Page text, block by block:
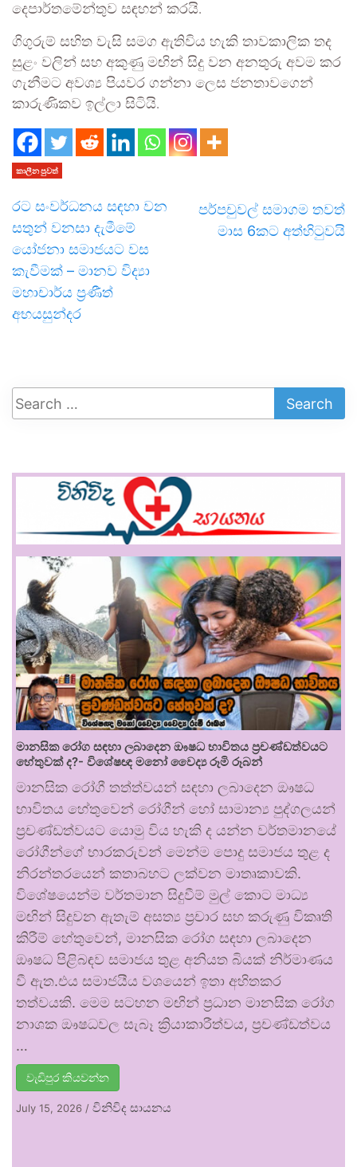
දෙපාර්තමේන්තුව සඳහන් කරයි.
ගිගුරුම් සහිත වැසි සමග ඇතිවිය හැකි තාවකාලික තද
සුළං වලින් සහ අකුණු මඟින් සිදු වන අනතුරු අවම කර
ගැනීමට අවශ්‍ය පියවර ගන්නා ලෙස ජනතාවගෙන්
කාරුණිකව ඉල්ලා සිටියි.
කාලීන පුවත්
රට සංවර්ධනය සඳහා වන
සතුන් වනසා දැමීමේ
යෝජනා සමාජයට වස
කැවීමක් – මානව විද්‍යා
මහාචාර්ය ප්‍රණීත්
අභයසුන්දර
පර්පචුවල් සමාගම තවත්
මාස 6කට අත්හිටුවයි
මානසික රෝග සඳහා ලබාදෙන ඖෂධ භාවිතය ප්‍රචණ්ඩත්වයට
හේතුවක් ද?- විශේෂඥ මනෝ වෛද්‍ය රූමි රූබන්
මානසික රෝගී තත්ත්වයන් සඳහා ලබාදෙන ඖෂධ
භාවිතය හේතුවෙන් රෝගීන් හෝ සාමාන්‍ය පුද්ගලයන්
ප්‍රචණ්ඩත්වයට යොමු විය හැකි ද යන්න වර්තමානයේ
රෝගීන්ගේ භාරකරුවන් මෙන්ම පොදු සමාජය තුළ ද
නිරන්තරයෙන් කතාබහට ලක්වන මාතෘකාවකි.
විශේෂයෙන්ම වර්තමාන සිදුවීම් මුල් කොට මාධ්‍ය
මඟින් සිදුවන ඇතැම් අසත්‍ය ප්‍රචාර සහ කරුණු විකෘති
කිරීම් හේතුවෙන්, මානසික රෝග සඳහා ලබාදෙන
ඖෂධ පිළිබඳව සමාජය තුළ අනියත බියක් නිර්මාණය
වී ඇත.එය සමාජයීය වශයෙන් ඉතා අහිතකර
තත්වයකි. මෙම සටහන මඟින් ප්‍රධාන මානසික රෝග
නාශක ඖෂධවල සැබෑ ක්‍රියාකාරීත්වය, ප්‍රචණ්ඩත්වය
…
වැඩිපුර කියවන්න
July 15, 2026 / විනිවිද සායනය